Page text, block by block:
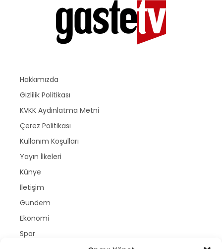
Hakkımızda
Gizlilik Politikası
KVKK Aydınlatma Metni
Çerez Politikası
Kullanım Koşulları
Yayın İlkeleri
Künye
İletişim
Gündem
Ekonomi
Spor